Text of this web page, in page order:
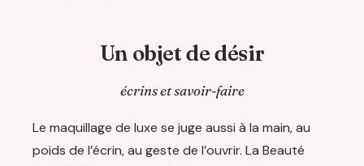
Un objet de désir
écrins et savoir-faire
Le maquillage de luxe se juge aussi à la main, au
poids de l’écrin, au geste de l’ouvrir. La Beauté